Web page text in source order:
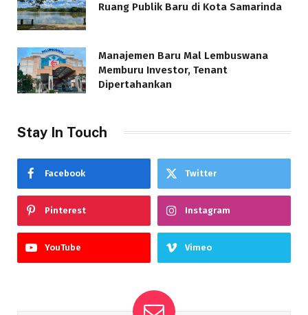
Ruang Publik Baru di Kota Samarinda
Manajemen Baru Mal Lembuswana
Memburu Investor, Tenant
Dipertahankan
Stay In Touch
Facebook Twitter
Pinterest Instagram
YouTube Vimeo